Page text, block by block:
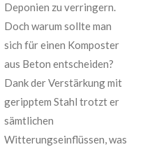
Deponien zu verringern.
Doch warum sollte man
sich für einen Komposter
aus Beton entscheiden?
Dank der Verstärkung mit
geripptem Stahl trotzt er
sämtlichen
Witterungseinflüssen, was